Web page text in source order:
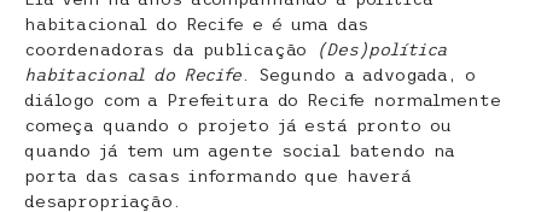
habitacional do Recife e é uma das
coordenadoras da publicação
(Des)política
habitacional do Recife. Segundo a advogada, o
diálogo com a Prefeitura do Recife normalmente
começa quando o projeto já está pronto ou
quando já tem um agente social batendo na
porta das casas informando que haverá
desapropriação.